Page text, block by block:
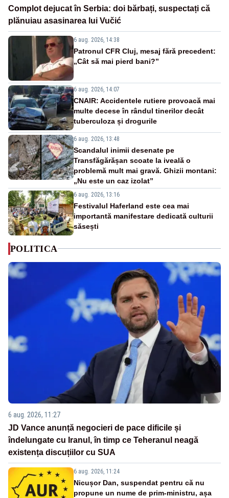
Complot dejucat în Serbia: doi bărbați, suspectați că
plănuiau asasinarea lui Vučić
6 aug. 2026, 14:38
Patronul CFR Cluj, mesaj fără precedent:
„Cât să mai pierd bani?”
6 aug. 2026, 14:07
CNAIR: Accidentele rutiere provoacă mai
multe decese în rândul tinerilor decât
tuberculoza și drogurile
6 aug. 2026, 13:48
Scandalul inimii desenate pe
Transfăgărășan scoate la iveală o
problemă mult mai gravă. Ghizii montani:
„Nu este un caz izolat”
6 aug. 2026, 13:16
Festivalul Haferland este cea mai
importantă manifestare dedicată culturii
săsești
POLITICA
6 aug. 2026, 11:27
JD Vance anunță negocieri de pace dificile și
îndelungate cu Iranul, în timp ce Teheranul neagă
existența discuțiilor cu SUA
6 aug. 2026, 11:24
Nicușor Dan, suspendat pentru că nu
propune un nume de prim-ministru, așa